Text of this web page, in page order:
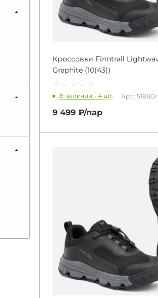
Кроссовки Finntrail
Graphite (10(43))
☆ ☆ ☆ ☆ ☆
★ ★ ★ ★ ★
В наличии - 4 шт. Арт.:
9 499 ₽/пар